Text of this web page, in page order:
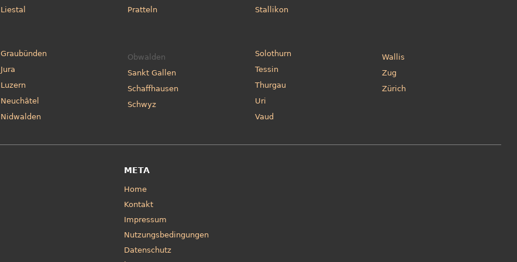
Liestal
Pratteln
Stallikon
Graubünden
Jura
Luzern
Neuchâtel
Nidwalden
Obwalden
Sankt Gallen
Schaffhausen
Schwyz
Solothurn
Tessin
Thurgau
Uri
Vaud
Wallis
Zug
Zürich
META
Home
Kontakt
Impressum
Nutzungsbedingungen
Datenschutz